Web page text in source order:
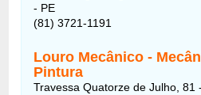
- PE
(81) 3721-1191
Louro Mecânico -
Pintura
Travessa Quatorze de Julho, 81